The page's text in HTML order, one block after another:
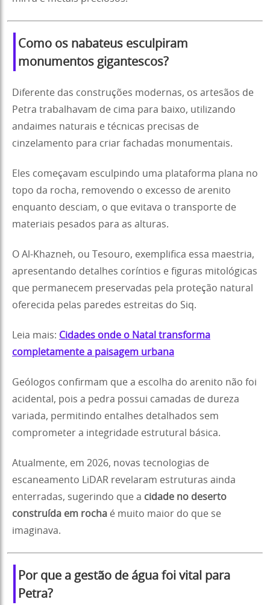
Como os nabateus esculpiram
monumentos gigantescos?
Diferente das construções modernas, os artesãos de
Petra trabalhavam de cima para baixo, utilizando
andaimes naturais e técnicas precisas de
cinzelamento para criar fachadas monumentais.
Eles começavam esculpindo uma plataforma plana no
topo da rocha, removendo o excesso de arenito
enquanto desciam, o que evitava o transporte de
materiais pesados para as alturas.
O Al-Khazneh, ou Tesouro, exemplifica essa maestria,
apresentando detalhes coríntios e figuras mitológicas
que permanecem preservadas pela proteção natural
oferecida pelas paredes estreitas do Siq.
Leia mais: Cidades onde o Natal transforma
completamente a paisagem urbana
Geólogos confirmam que a escolha do arenito não foi
acidental, pois a pedra possui camadas de dureza
variada, permitindo entalhes detalhados sem
comprometer a integridade estrutural básica.
Atualmente, em 2026, novas tecnologias de
escaneamento LiDAR revelaram estruturas ainda
enterradas, sugerindo que a cidade no deserto
construída em rocha é muito maior do que se
imaginava.
Por que a gestão de água foi vital para
Petra?